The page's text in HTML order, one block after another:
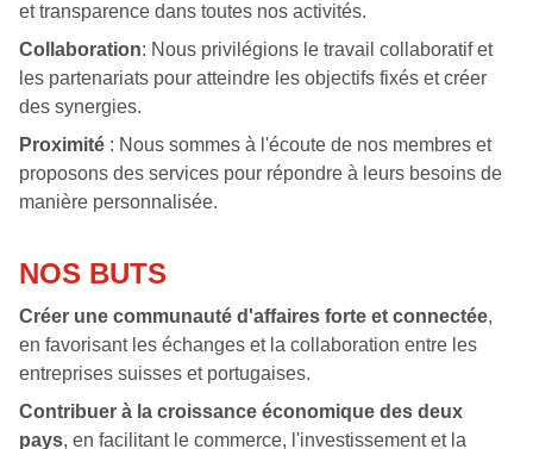
et transparence dans toutes nos activités.
Collaboration: Nous privilégions le travail collaboratif et
les partenariats pour atteindre les objectifs fixés et créer
des synergies.
Proximité : Nous sommes à l'écoute de nos membres et
proposons des services pour répondre à leurs besoins de
manière personnalisée.
NOS BUTS
Créer une communauté d'affaires forte et connectée,
en favorisant les échanges et la collaboration entre les
entreprises suisses et portugaises.
Contribuer à la croissance économique des deux
pays, en facilitant le commerce, l'investissement et la